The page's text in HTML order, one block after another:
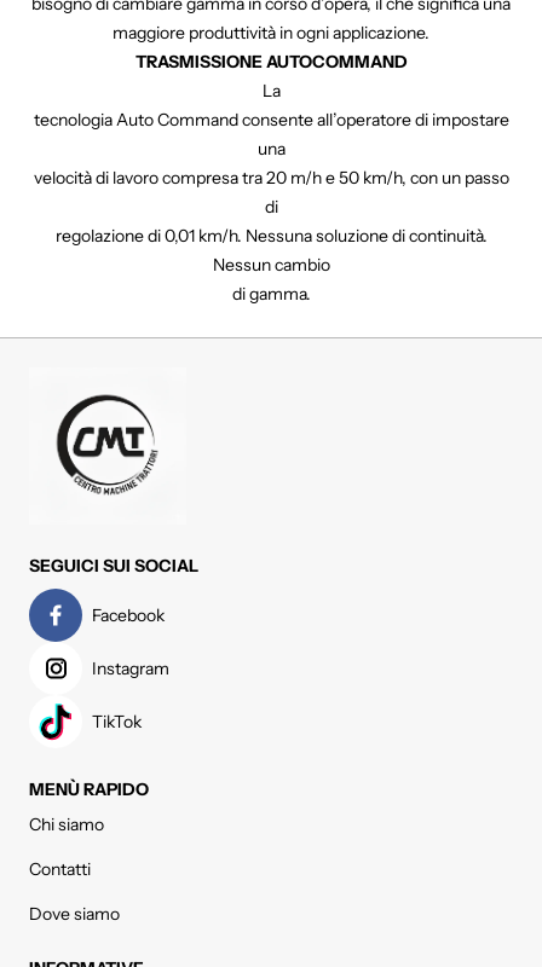
maggiore produttività in ogni applicazione.
TRASMISSIONE AUTOCOMMAND
La
tecnologia Auto Command consente all’operatore di impostare
una
velocità di lavoro compresa tra 20 m/h e 50 km/h, con un passo
di
regolazione di 0,01 km/h. Nessuna soluzione di continuità.
Nessun cambio
di gamma.
SEGUICI SUI SOCIAL
Facebook
Instagram
TikTok
MENÙ RAPIDO
Chi siamo
Contatti
Dove siamo